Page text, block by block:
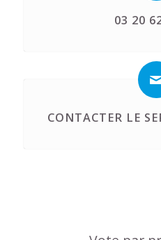
03 20
CONTACTER LE